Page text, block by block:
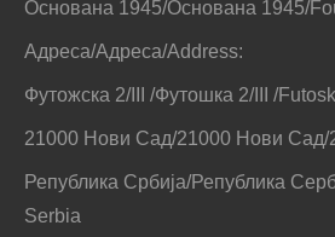
Основана 1945/Основана 1945/
Адреса/Адреса/Address:
Футожска 2/III /Футошка 2/III /
21000 Нови Сад/21000 Нови Сад/
Република Србија/Република
Serbia